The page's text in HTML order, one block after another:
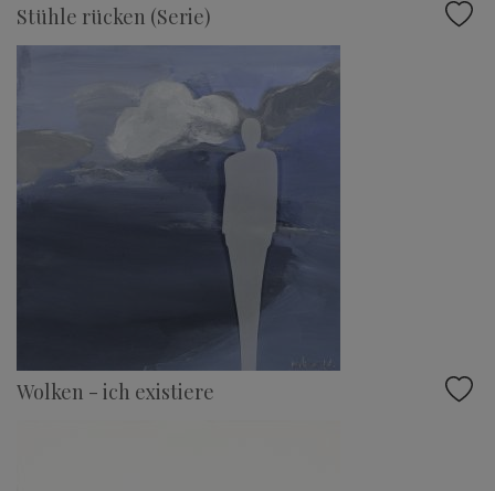
Stühle rücken (Serie)
Wolken - ich existiere